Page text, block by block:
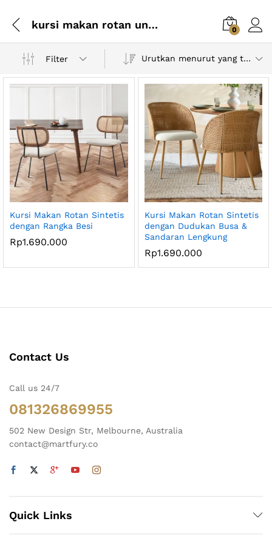
kursi makan rotan untuk cafe 0
Filter Urutkan menurut yang terbaru
Kursi Makan Rotan Sintetis
dengan Rangka Besi
Rp1.690.000
Kursi Makan Rotan Sintetis
dengan Dudukan Busa &
Sandaran Lengkung
Rp1.690.000
Contact Us
Call us 24/7
081326869955
502 New Design Str, Melbourne, Australia
contact@martfury.co
Quick Links